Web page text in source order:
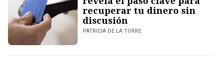
recuperar tu dinero sin
discusión
PATRICIA DE LA TORRE